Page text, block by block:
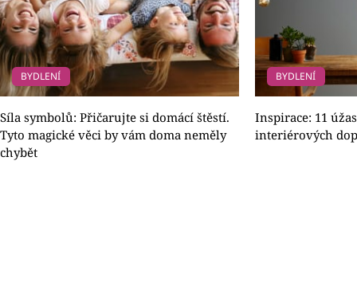
BYDLENÍ
Síla symbolů: Přičarujte si domácí štěstí.
Tyto magické věci by vám doma neměly
chybět
BYDLENÍ
Inspirace: 11
interiérových